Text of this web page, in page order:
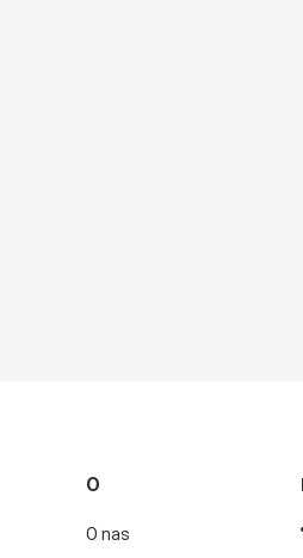
O
O nas